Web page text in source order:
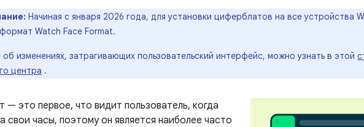
Начиная с января 2026 года, для установки циферблатов на все устройства
Watch Face Format.
изменениях, затрагивающих пользовательский интерфейс, можно узнать в этой
центра .
— это первое, что видит пользователь, когда
свои часы, поэтому он является наиболее часто